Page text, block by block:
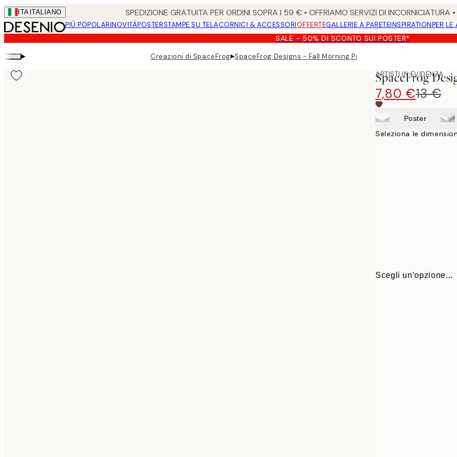
Skip
to
main
content.
ITA ITALIANO SPEDIZIONE GRATUITA PER ORDINI SOPRA I 59 € • OFFRIAMO SERVIZI DI
PIÚ POPOLARINOVITÀPOSTERSTAMPE SU TELACORNICI & ACCESSORIOFFERTEGALLERIE A PARETEINSPIRATIONPER LE
SALE - 50% DI SCONTO SUI POSTER*
▸ Creazioni di SpaceFrog▸SpaceFrog Designs - Fall Morning Poster
ARTISTI IN EVIDENZA
SpaceFrog
7,80 €13 €
Poster
Seleziona le
Scegli un'opzione...